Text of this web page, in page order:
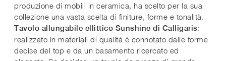
produzione di mobili in ceramica, ha scelto per la sua
collezione una vasta scelta di finiture, forme e tonalità.
Tavolo allungabile ellittico Sunshine di Calligaris:
realizzato in materiali di qualità è connotato dalle forme
decise del top e da un basamento ricercato ed